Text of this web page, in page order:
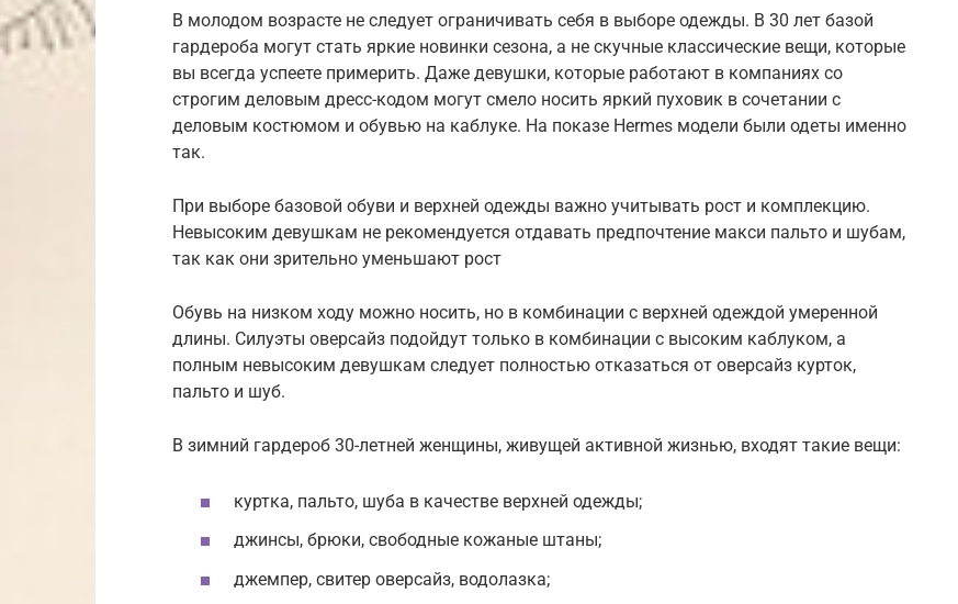
В молодом возрасте не следует ограничивать себя в выборе одежды. В 30 лет базой
гардероба могут стать яркие новинки сезона, а не скучные классические вещи, которые
вы всегда успеете примерить. Даже девушки, которые работают в компаниях со
строгим деловым дресс-кодом могут смело носить яркий пуховик в сочетании с
деловым костюмом и обувью на каблуке. На показе Hermes модели были одеты именно
так.
При выборе базовой обуви и верхней одежды важно учитывать рост и комплекцию.
Невысоким девушкам не рекомендуется отдавать предпочтение макси пальто и шубам,
так как они зрительно уменьшают рост
Обувь на низком ходу можно носить, но в комбинации с верхней одеждой умеренной
длины. Силуэты оверсайз подойдут только в комбинации с высоким каблуком, а
полным невысоким девушкам следует полностью отказаться от оверсайз курток,
пальто и шуб.
В зимний гардероб 30-летней женщины, живущей активной жизнью, входят такие вещи:
куртка, пальто, шуба в качестве верхней одежды;
джинсы, брюки, свободные кожаные штаны;
джемпер, свитер оверсайз, водолазка;